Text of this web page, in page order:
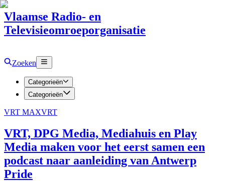
Vlaamse Radio- en
Televisieomroeporganisatie
Zoeken
Categorieën
Categorieën
VRT MAXVRT
VRT, DPG Media, Mediahuis en Play
Media maken voor het eerst samen een
podcast naar aanleiding van Antwerp
Pride